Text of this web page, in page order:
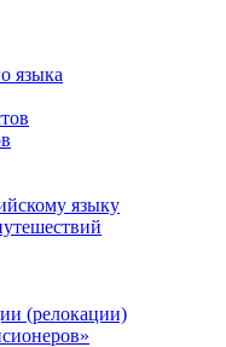
языка
языку
(релокации)